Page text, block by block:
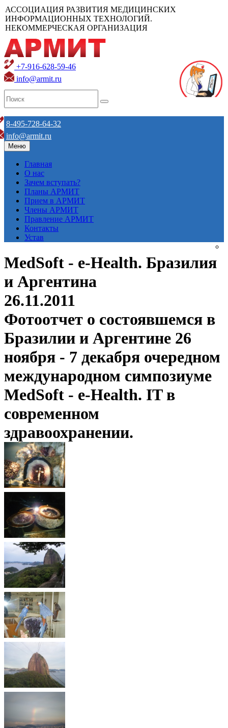
АССОЦИАЦИЯ РАЗВИТИЯ МЕДИЦИНСКИХ
ИНФОРМАЦИОННЫХ ТЕХНОЛОГИЙ.
НЕКОММЕРЧЕСКАЯ ОРГАНИЗАЦИЯ
+7-916-628-59-46
info@armit.ru
8-495-728-64-32
info@armit.ru
Меню
Главная
О нас
Зачем вступать?
Планы АРМИТ
Прием в АРМИТ
Члены АРМИТ
Правление АРМИТ
Контакты
Устав
MedSoft - e-Health. Бразилия
и Аргентина
26.11.2011
Фотоотчет о состоявшемся в
Бразилии и Аргентине 26
ноября - 7 декабря очередном
международном симпозиуме
MedSoft - e-Health. IT в
современном
здравоохранении.